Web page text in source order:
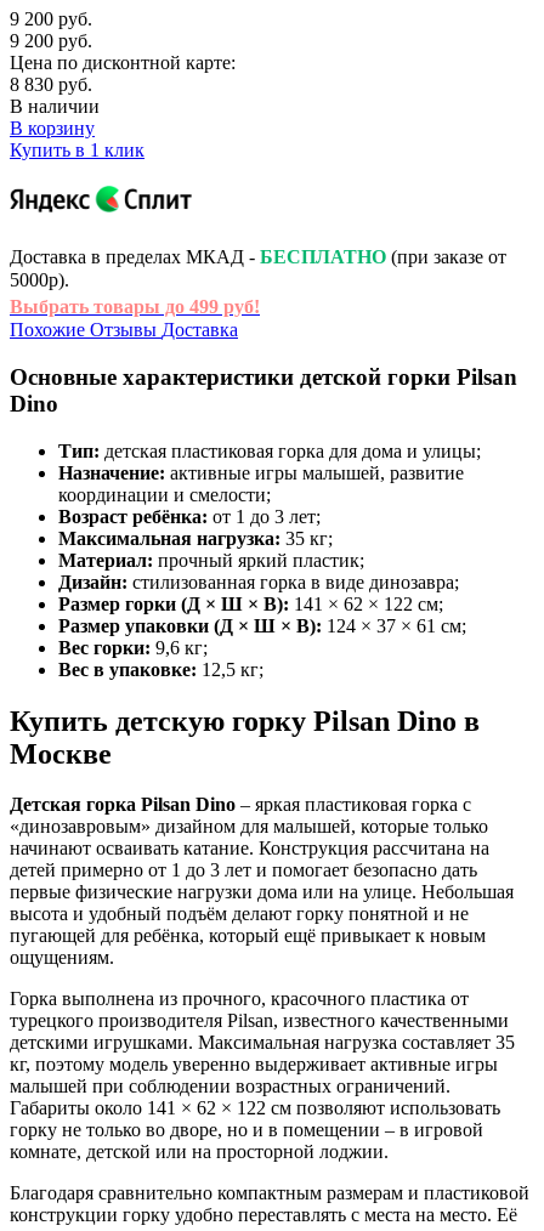
9 200 руб.
9 200 руб.
Цена по дисконтной карте:
8 830 руб.
В наличии
В корзину
Купить в 1 клик
Доставка в пределах МКАД - БЕСПЛАТНО (при заказе от
5000р).
Выбрать товары до 499 руб!
Похожие Отзывы Доставка
Основные характеристики детской горки Pilsan
Dino
Тип: детская пластиковая горка для дома и улицы;
Назначение: активные игры малышей, развитие
координации и смелости;
Возраст ребёнка: от 1 до 3 лет;
Максимальная нагрузка: 35 кг;
Материал: прочный яркий пластик;
Дизайн: стилизованная горка в виде динозавра;
Размер горки (Д × Ш × В): 141 × 62 × 122 см;
Размер упаковки (Д × Ш × В): 124 × 37 × 61 см;
Вес горки: 9,6 кг;
Вес в упаковке: 12,5 кг;
Купить детскую горку Pilsan Dino в
Москве
Детская горка Pilsan Dino – яркая пластиковая горка с
«динозавровым» дизайном для малышей, которые только
начинают осваивать катание. Конструкция рассчитана на
детей примерно от 1 до 3 лет и помогает безопасно дать
первые физические нагрузки дома или на улице. Небольшая
высота и удобный подъём делают горку понятной и не
пугающей для ребёнка, который ещё привыкает к новым
ощущениям.
Горка выполнена из прочного, красочного пластика от
турецкого производителя Pilsan, известного качественными
детскими игрушками. Максимальная нагрузка составляет 35
кг, поэтому модель уверенно выдерживает активные игры
малышей при соблюдении возрастных ограничений.
Габариты около 141 × 62 × 122 см позволяют использовать
горку не только во дворе, но и в помещении – в игровой
комнате, детской или на просторной лоджии.
Благодаря сравнительно компактным размерам и пластиковой
конструкции горку удобно переставлять с места на место. Её